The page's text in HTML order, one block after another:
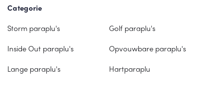
Categorie
Storm paraplu's
Golf paraplu's
Inside Out paraplu's
Opvouwbare paraplu's
Lange paraplu's
Hartparaplu